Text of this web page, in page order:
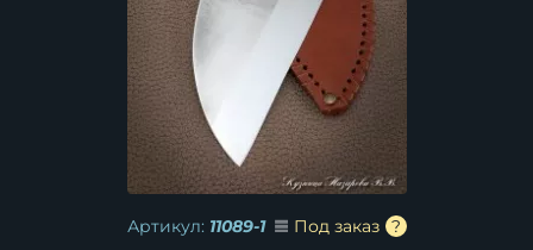
Артикул: 11089-1
Под заказ